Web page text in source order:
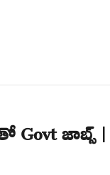
Govt జాబ్స్ |